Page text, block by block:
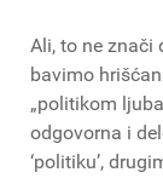
Ali, to ne znači
bavimo
„politikom
odgovorna i
‘politiku’,